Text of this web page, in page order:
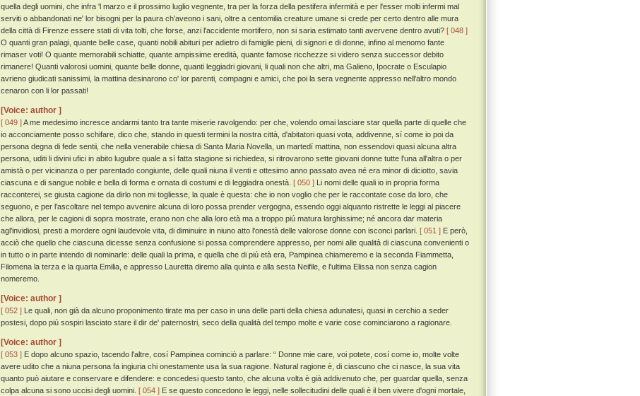
quella degli uomini, che infra 'l marzo e il prossimo luglio vegnente, tra per la forza della pestifera infermità e per l'esser molti infermi mal
serviti o abbandonati ne' lor bisogni per la paura ch'aveono i sani, oltre a centomilia creature umane si crede per certo dentro alle mura
della città di Firenze essere stati di vita tolti, che forse, anzi l'accidente mortifero, non si saria estimato tanti avervene dentro avuti? [ 048 ]
O quanti gran palagi, quante belle case, quanti nobili abituri per adietro di famiglie pieni, di signori e di donne, infino al menomo fante
rimaser voti! O quante memorabili schiatte, quante ampissime eredità, quante famose ricchezze si videro senza successor debito
rimanere! Quanti valorosi uomini, quante belle donne, quanti leggiadri giovani, li quali non che altri, ma Galieno, Ipocrate o Esculapio
avrieno giudicati sanissimi, la mattina desinarono co' lor parenti, compagni e amici, che poi la sera vegnente appresso nell'altro mondo
cenaron con li lor passati!
[Voice: author ]
[ 049 ]A me medesimo incresce andarmi tanto tra tante miserie ravolgendo: per che, volendo omai lasciare star quella parte di quelle che
io acconciamente posso schifare, dico che, stando in questi termini la nostra città, d'abitatori quasi vota, addivenne, sí come io poi da
persona degna di fede sentii, che nella venerabile chiesa di Santa Maria Novella, un martedí mattina, non essendovi quasi alcuna altra
persona, uditi li divini ufici in abito lugubre quale a sí fatta stagione si richiedea, si ritrovarono sette giovani donne tutte l'una all'altra o per
amistà o per vicinanza o per parentado congiunte, delle quali niuna il venti e ottesimo anno passato avea né era minor di diciotto, savia
ciascuna e di sangue nobile e bella di forma e ornata di costumi e di leggiadra onestà. [ 050 ] Li nomi delle quali io in propria forma
racconterei, se giusta cagione da dirlo non mi togliesse, la quale è questa: che io non voglio che per le raccontate cose da loro, che
seguono, e per l'ascoltare nel tempo avvenire alcuna di loro possa prender vergogna, essendo oggi alquanto ristrette le leggi al piacere
che allora, per le cagioni di sopra mostrate, erano non che alla loro età ma a troppo piú matura larghissime; né ancora dar materia
agl'invidiosi, presti a mordere ogni laudevole vita, di diminuire in niuno atto l'onestà delle valorose donne con isconci parlari. [ 051 ] E però,
acciò che quello che ciascuna dicesse senza confusione si possa comprendere appresso, per nomi alle qualità di ciascuna convenienti o
in tutto o in parte intendo di nominarle: delle quali la prima, e quella che di piú età era, Pampinea chiameremo e la seconda Fiammetta,
Filomena la terza e la quarta Emilia, e appresso Lauretta diremo alla quinta e alla sesta Neifile, e l'ultima Elissa non senza cagion
nomeremo.
[Voice: author ]
[ 052 ] Le quali, non già da alcuno proponimento tirate ma per caso in una delle parti della chiesa adunatesi, quasi in cerchio a seder
postesi, dopo piú sospiri lasciato stare il dir de' paternostri, seco della qualità del tempo molte e varie cose cominciarono a ragionare.
[Voice: author ]
[ 053 ] E dopo alcuno spazio, tacendo l'altre, cosí Pampinea cominciò a parlare: “ Donne mie care, voi potete, cosí come io, molte volte
avere udito che a niuna persona fa ingiuria chi onestamente usa la sua ragione. Natural ragione è, di ciascuno che ci nasce, la sua vita
quanto può aiutare e conservare e difendere: e concedesi questo tanto, che alcuna volta è già addivenuto che, per guardar quella, senza
colpa alcuna si sono uccisi degli uomini. [ 054 ] E se questo concedono le leggi, nelle sollecitudini delle quali è il ben vivere d'ogni mortale,